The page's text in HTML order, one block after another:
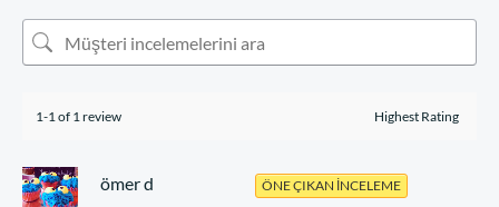
1-1 of 1 review
ömer d ÖNE ÇIKAN İNCELEME